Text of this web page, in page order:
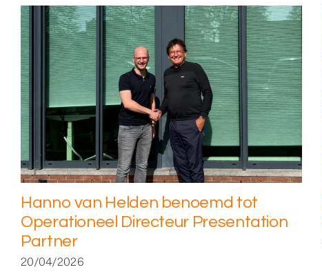
Hanno van Helden benoemd tot
Operationeel Directeur Presentation
Partner
20/04/2026